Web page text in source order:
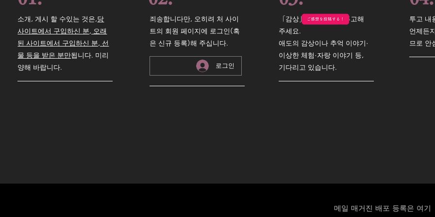
소개, 게시 할 수있는 것은, 당
사이트에서 구입하신 분, 오래
된 사이트에서 구입하신 분, 선
물 등을 받은 분만됩니다. 미리
양해 바랍니다.
죄송합니다만, 오히려 처 사이
트의 회원 페이지에 로그인(혹
은 신규 등록)해 주십니다.
로그인
「감상」페이지에서, 투고해
주세요.
애도의 감상이나 추억 이야기·
이상한 체험·자랑 이야기 등,
기다리고 있습니다.
투고 내
언제든
므로 안
메일 매거진 배포 등록은 여기